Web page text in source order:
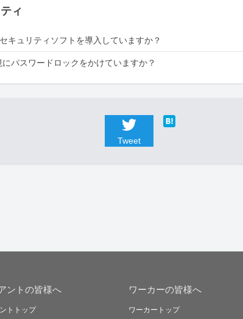
ィ
キュリティソフトを導入していますか？
パスワードロックをかけていますか？
Tweet
ントの皆様へ
トトップ
ワーカーの皆様へ
ワーカートップ